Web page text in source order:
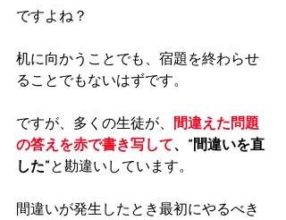
ですよね？
机に向かうことでも、宿題を終わらせ
ることでもないはずです。
ですが、多くの生徒が、 間違えた問題
の答えを赤で書き写して、“間違いを直
した”と勘違いしています。
間違いが発生したとき最初にやるべき